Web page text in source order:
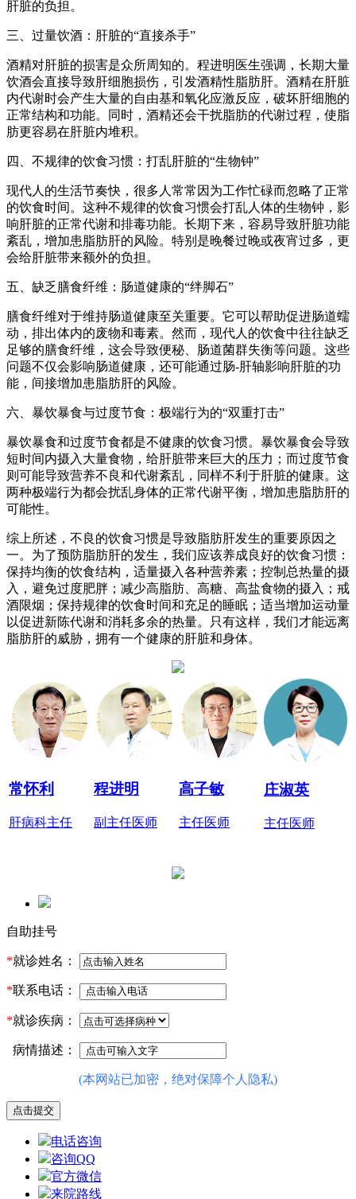
肝脏的负担。
三、过量饮酒：肝脏的“直接杀手”
酒精对肝脏的损害是众所周知的。程进明医生强调，长期大量
饮酒会直接导致肝细胞损伤，引发酒精性脂肪肝。酒精在肝脏
内代谢时会产生大量的自由基和氧化应激反应，破坏肝细胞的
正常结构和功能。同时，酒精还会干扰脂肪的代谢过程，使脂
肪更容易在肝脏内堆积。
四、不规律的饮食习惯：打乱肝脏的“生物钟”
现代人的生活节奏快，很多人常常因为工作忙碌而忽略了正常
的饮食时间。这种不规律的饮食习惯会打乱人体的生物钟，影
响肝脏的正常代谢和排毒功能。长期下来，容易导致肝脏功能
紊乱，增加患脂肪肝的风险。特别是晚餐过晚或夜宵过多，更
会给肝脏带来额外的负担。
五、缺乏膳食纤维：肠道健康的“绊脚石”
膳食纤维对于维持肠道健康至关重要。它可以帮助促进肠道蠕
动，排出体内的废物和毒素。然而，现代人的饮食中往往缺乏
足够的膳食纤维，这会导致便秘、肠道菌群失衡等问题。这些
问题不仅会影响肠道健康，还可能通过肠-肝轴影响肝脏的功
能，间接增加患脂肪肝的风险。
六、暴饮暴食与过度节食：极端行为的“双重打击”
暴饮暴食和过度节食都是不健康的饮食习惯。暴饮暴食会导致
短时间内摄入大量食物，给肝脏带来巨大的压力；而过度节食
则可能导致营养不良和代谢紊乱，同样不利于肝脏的健康。这
两种极端行为都会扰乱身体的正常代谢平衡，增加患脂肪肝的
可能性。
综上所述，不良的饮食习惯是导致脂肪肝发生的重要原因之
一。为了预防脂肪肝的发生，我们应该养成良好的饮食习惯：
保持均衡的饮食结构，适量摄入各种营养素；控制总热量的摄
入，避免过度肥胖；减少高脂肪、高糖、高盐食物的摄入；戒
酒限烟；保持规律的饮食时间和充足的睡眠；适当增加运动量
以促进新陈代谢和消耗多余的热量。只有这样，我们才能远离
脂肪肝的威胁，拥有一个健康的肝脏和身体。
常怀利
肝病科主任
程进明
副主任医师
高子敏
主任医师
庄淑英
主任医师
自助挂号
*就诊姓名：
*联系电话：
*就诊疾病：
病情描述：
(本网站已加密，绝对保障个人隐私)
电话咨询
咨询QQ
官方微信
来院路线